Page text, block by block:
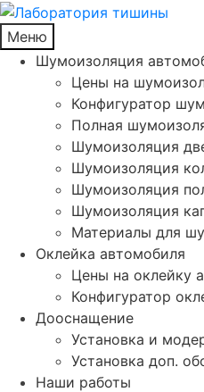
Меню
Шумоизоляция
Цены на
Конфигуратор
Полная
Шумоизоляция
Шумоизоляция
Шумоизоляция
Шумоизоляция
Материалы для
Оклейка автомобиля
Цены на оклейку
Конфигуратор
Дооснащение
Установка и
Установка доп.
Наши работы